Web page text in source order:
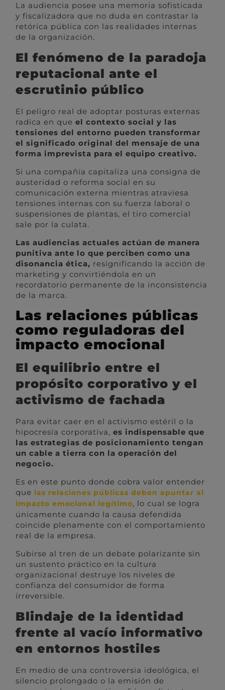
La audiencia posee una memoria sofisticada
y fiscalizadora que no duda en contrastar la
retórica pública con las realidades internas
de la organización.
El fenómeno de la paradoja
reputacional ante el
escrutinio público
El peligro real de adoptar posturas externas
radica en queel contexto social y las
tensiones del entorno pueden transformar
el significado original del mensaje de una
forma imprevista para el equipo creativo.
Si una compañía capitaliza una consigna de
austeridad o reforma social en su
comunicación externa mientras atraviesa
tensiones internas con su fuerza laboral o
suspensiones de plantas, el tiro comercial
sale por la culata.
Las audiencias actuales actúan de manera
punitiva ante lo que perciben como una
disonancia ética, resignificando la acción de
marketing y convirtiéndola en un
recordatorio permanente de la inconsistencia
de la marca.
Las relaciones públicas
como reguladoras del
impacto emocional
El equilibrio entre el
propósito corporativo y el
activismo de fachada
Para evitar caer en el activismo estéril o la
hipocresía corporativa,es indispensable que
las estrategias de posicionamiento tengan
un cable a tierra con la operación del
negocio.
Es en este punto donde cobra valor entender
que las relaciones públicas deben apuntar al
impacto emocional legítimo, lo cual se logra
únicamente cuando la causa defendida
coincide plenamente con el comportamiento
real de la empresa.
Subirse al tren de un debate polarizante sin
un sustento práctico en la cultura
organizacional destruye los niveles de
confianza del consumidor de forma
irreversible.
Blindaje de la identidad
frente al vacío informativo
en entornos hostiles
En medio de una controversia ideológica, el
silencio prolongado o la emisión de